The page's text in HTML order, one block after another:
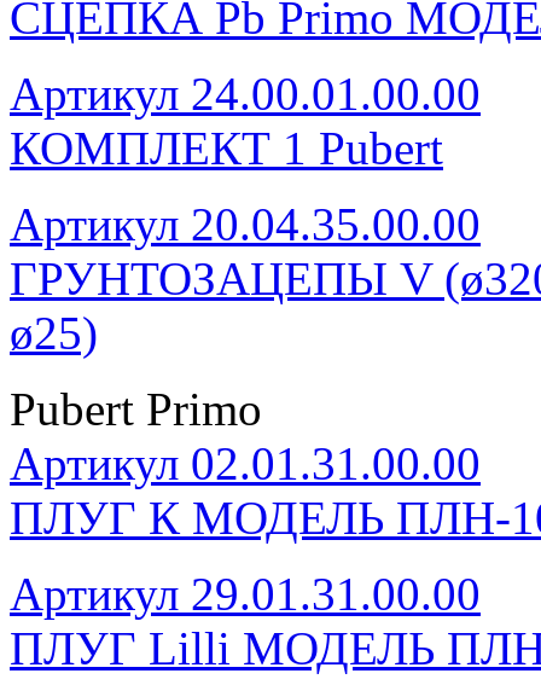
СЦЕПКА Pb Primo
Артикул 24.00.01.00.00
КОМПЛЕКТ 1 Pubert
Артикул 20.04.35.00.00
ГРУНТОЗАЦЕПЫ V (ø320,
ø25)
Pubert Primo
Артикул 02.01.31.00.00
ПЛУГ К МОДЕЛЬ ПЛН-
Артикул 29.01.31.00.00
ПЛУГ Lilli МОДЕЛЬ